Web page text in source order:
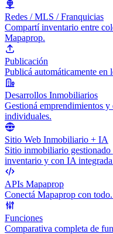
Redes / MLS / Franquicias
Compartí inventario entre
Mapaprop.
Publicación
Publicá automáticamente en
Desarrollos Inmobiliarios
Gestioná emprendimientos
individuales.
Sitio Web Inmobiliario + IA
Sitio inmobiliario
inventario y con IA
APIs Mapaprop
Conectá Mapaprop con
Funciones
Comparativa completa de